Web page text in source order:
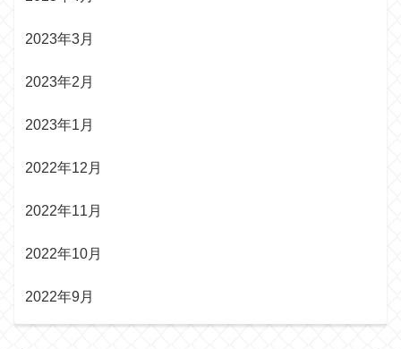
2023年3月
2023年2月
2023年1月
2022年12月
2022年11月
2022年10月
2022年9月